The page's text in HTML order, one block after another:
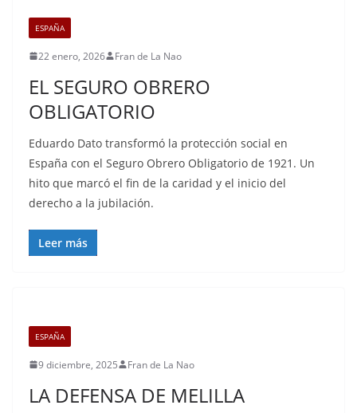
ESPAÑA
22 enero, 2026 Fran de La Nao
EL SEGURO OBRERO
OBLIGATORIO
Eduardo Dato transformó la protección social en
España con el Seguro Obrero Obligatorio de 1921. Un
hito que marcó el fin de la caridad y el inicio del
derecho a la jubilación.
Leer más
ESPAÑA
9 diciembre, 2025 Fran de La Nao
LA DEFENSA DE MELILLA